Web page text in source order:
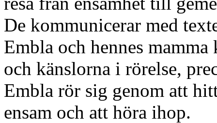
De kommunicerar med
Embla och hennes
och känslorna i rörelse,
Embla rör sig genom att
ensam och att höra ihop.